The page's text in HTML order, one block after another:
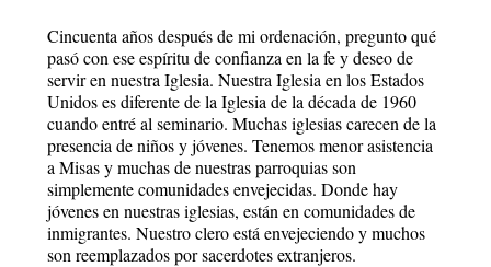
Cincuenta años después de mi ordenación, pregunto qué
pasó con ese espíritu de confianza en la fe y deseo de
servir en nuestra Iglesia. Nuestra Iglesia en los Estados
Unidos es diferente de la Iglesia de la década de 1960
cuando entré al seminario. Muchas iglesias carecen de la
presencia de niños y jóvenes. Tenemos menor asistencia
a Misas y muchas de nuestras parroquias son
simplemente comunidades envejecidas. Donde hay
jóvenes en nuestras iglesias, están en comunidades de
inmigrantes. Nuestro clero está envejeciendo y muchos
son reemplazados por sacerdotes extranjeros.